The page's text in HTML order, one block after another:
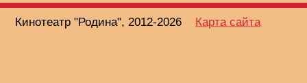
Кинотеатр "Родина", 2012-2026 Карта сайта